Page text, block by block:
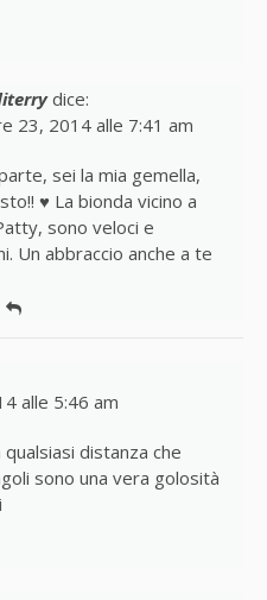
dice:
23, 2014 alle 7:41 am
sei la mia gemella,
♥ La bionda vicino a
sono veloci e
Un abbraccio anche a te
alle 5:46 am
distanza che
sono una vera golosità